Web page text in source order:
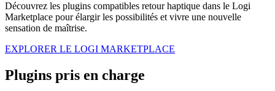
Découvrez les plugins compatibles retour haptique dans le Logi
Marketplace pour élargir les possibilités et vivre une nouvelle
sensation de maîtrise.
EXPLORER LE LOGI MARKETPLACE
Plugins pris en charge